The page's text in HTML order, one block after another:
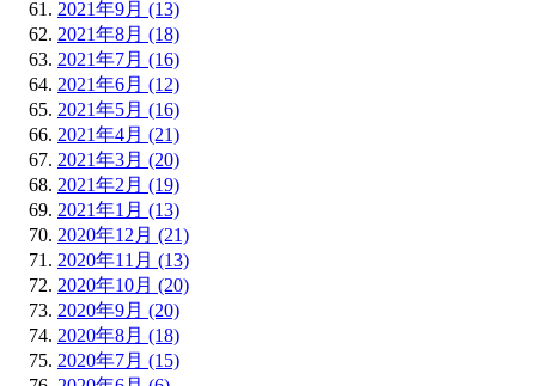
2021年9月 (13)
2021年8月 (18)
2021年7月 (16)
2021年6月 (12)
2021年5月 (16)
2021年4月 (21)
2021年3月 (20)
2021年2月 (19)
2021年1月 (13)
2020年12月 (21)
2020年11月 (13)
2020年10月 (20)
2020年9月 (20)
2020年8月 (18)
2020年7月 (15)